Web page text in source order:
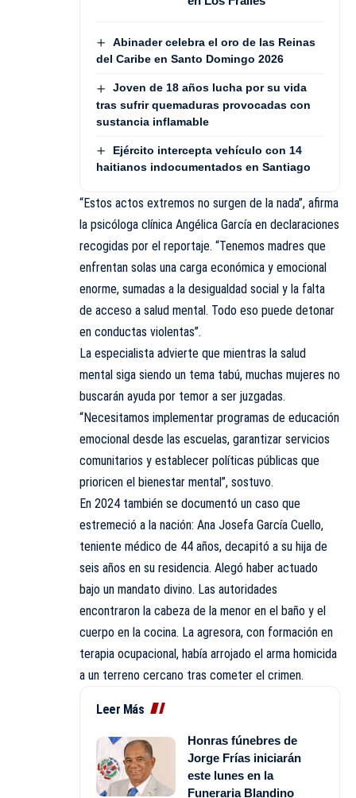
Abinader celebra el oro de las Reinas
del Caribe en Santo Domingo 2026
Joven de 18 años lucha por su vida
tras sufrir quemaduras provocadas con
sustancia inflamable
Ejército intercepta vehículo con 14
haitianos indocumentados en Santiago
“Estos actos extremos no surgen de la nada”, afirma
la psicóloga clínica Angélica García en declaraciones
recogidas por el reportaje. “Tenemos madres que
enfrentan solas una carga económica y emocional
enorme, sumadas a la desigualdad social y la falta
de acceso a salud mental. Todo eso puede detonar
en conductas violentas”.
La especialista advierte que mientras la salud
mental siga siendo un tema tabú, muchas mujeres no
buscarán ayuda por temor a ser juzgadas.
“Necesitamos implementar programas de educación
emocional desde las escuelas, garantizar servicios
comunitarios y establecer políticas públicas que
prioricen el bienestar mental”, sostuvo.
En 2024 también se documentó un caso que
estremeció a la nación: Ana Josefa García Cuello,
teniente médico de 44 años, decapitó a su hija de
seis años en su residencia. Alegó haber actuado
bajo un mandato divino. Las autoridades
encontraron la cabeza de la menor en el baño y el
cuerpo en la cocina. La agresora, con formación en
terapia ocupacional, había arrojado el arma homicida
a un terreno cercano tras cometer el crimen.
Leer Más
Honras fúnebres de
Jorge Frías iniciarán
este lunes en la
Funeraria Blandino